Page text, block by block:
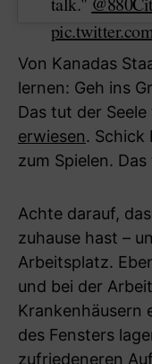
Von Kanadas
lernen: Geh ins
Das tut der
erwiesen. Schick
zum Spielen.
Achte darauf,
zuhause hast –
Arbeitsplatz.
und bei der
Krankenhäusern
des Fensters
zufriedeneren